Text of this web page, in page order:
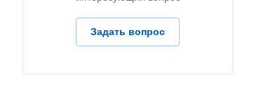
Задать вопрос